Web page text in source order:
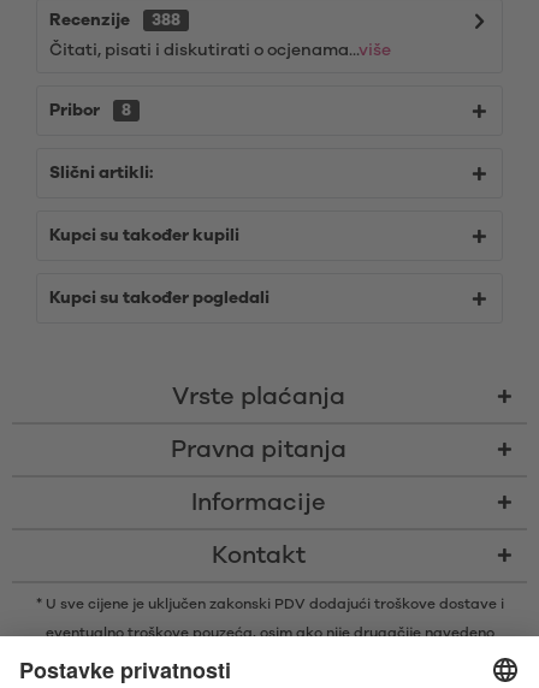
Recenzije
388
Čitati, pisati i diskutirati o ocjenama...više
Pribor 8
Slični artikli:
Kupci su također kupili
Kupci su također pogledali
Vrste plaćanja
Pravna pitanja
Informacije
Kontakt
* U sve cijene je uključen zakonski PDV dodajući troškove dostavei
eventualno troškove pouzeća, osim ako nije drugačije navedeno
* Bluetooth® slovni znak i logotipi su registrirani žigovi u vlasništvu tvrtke